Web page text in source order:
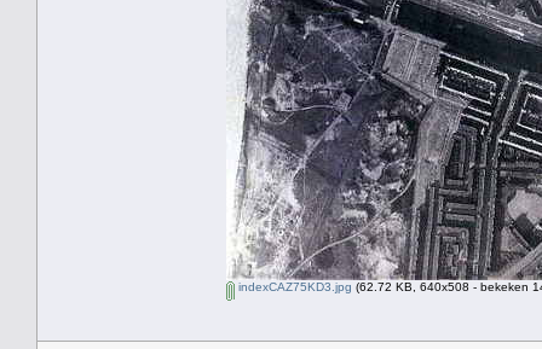
indexCAZ75KD3.jpg (62.72 KB, 640x508 - bekeken